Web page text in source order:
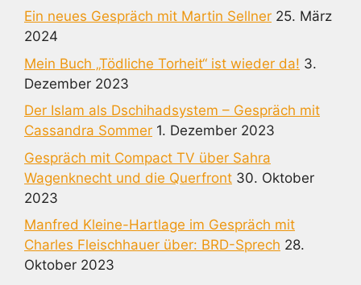
Ein neues Gespräch mit Martin Sellner 25. März
2024
Mein Buch „Tödliche Torheit“ ist wieder da! 3.
Dezember 2023
Der Islam als Dschihadsystem – Gespräch mit
Cassandra Sommer 1. Dezember 2023
Gespräch mit Compact TV über Sahra
Wagenknecht und die Querfront 30. Oktober
2023
Manfred Kleine-Hartlage im Gespräch mit
Charles Fleischhauer über: BRD-Sprech 28.
Oktober 2023